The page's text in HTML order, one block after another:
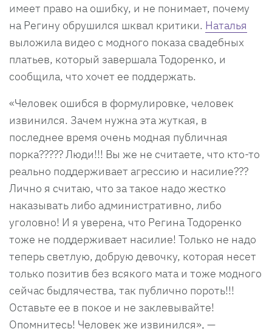
имеет право на ошибку, и не понимает, почему
на Регину обрушился шквал критики. Наталья
выложила видео с модного показа свадебных
платьев, который завершала Тодоренко, и
сообщила, что хочет ее поддержать.
«Человек ошибся в формулировке, человек
извинился. Зачем нужна эта жуткая, в
последнее время очень модная публичная
порка????? Люди!!! Вы же не считаете, что кто-то
реально поддерживает агрессию и насилие???
Лично я считаю, что за такое надо жестко
наказывать либо административно, либо
уголовно! И я уверена, что Регина Тодоренко
тоже не поддерживает насилие! Только не надо
теперь светлую, добрую девочку, которая несет
только позитив без всякого мата и тоже модного
сейчас быдлячества, так публично пороть!!!
Оставьте ее в покое и не заклевывайте!
Опомнитесь! Человек же извинился», —